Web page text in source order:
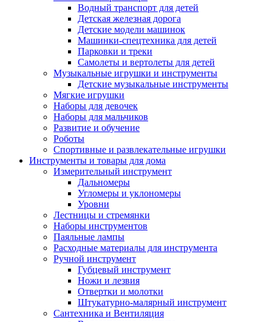
Водный транспорт для детей
Детская железная дорога
Детские модели машинок
Машинки-спецтехника для детей
Парковки и треки
Самолеты и вертолеты для детей
Музыкальные игрушки и инструменты
Детские музыкальные инструменты
Мягкие игрушки
Наборы для девочек
Наборы для мальчиков
Развитие и обучение
Роботы
Спортивные и развлекательные игрушки
Инструменты и товары для дома
Измерительный инструмент
Дальномеры
Угломеры и уклономеры
Уровни
Лестницы и стремянки
Наборы инструментов
Паяльные лампы
Расходные материалы для инструмента
Ручной инструмент
Губцевый инструмент
Ножи и лезвия
Отвертки и молотки
Штукатурно-малярный инструмент
Сантехника и Вентиляция